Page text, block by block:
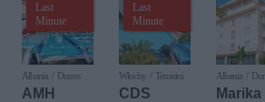
Last
Minute
Albania / Durres
AMH
Last
Minute
Włochy / Terrasini
CDS
Albania /
Marika